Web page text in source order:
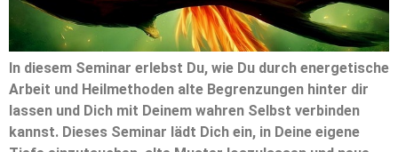
In diesem Seminar erlebst Du, wie Du durch energetische
Arbeit und Heilmethoden alte Begrenzungen hinter dir
lassen und Dich mit Deinem wahren Selbst verbinden
kannst. Dieses Seminar lädt Dich ein, in Deine eigene